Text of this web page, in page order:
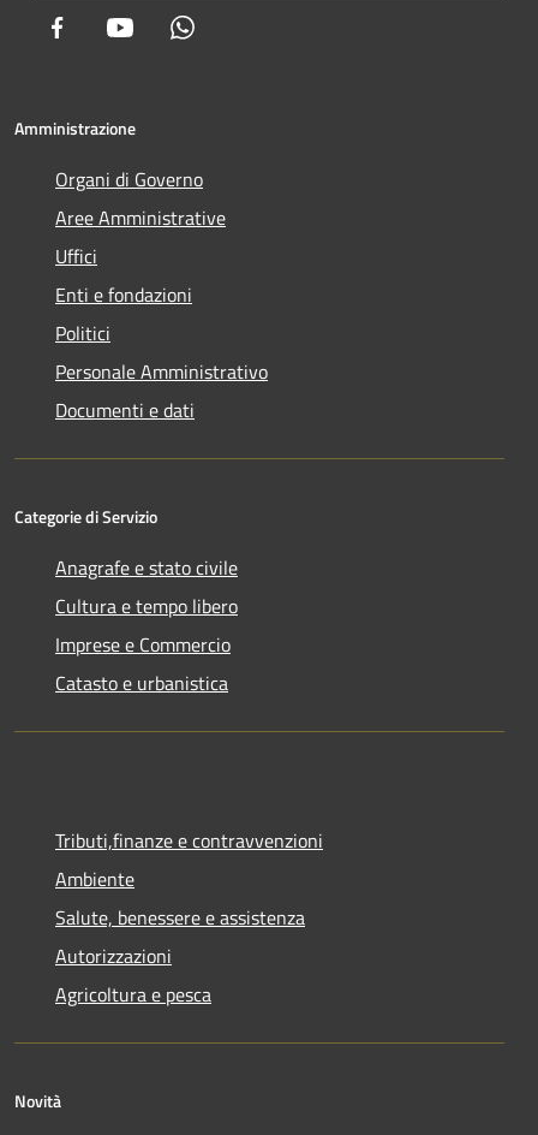
Facebook Youtube
Amministrazione
Organi di Governo
Aree Amministrative
Uffici
Enti e fondazioni
Politici
Personale Amministrativo
Documenti e dati
Categorie di Servizio
Anagrafe e stato civile
Cultura e tempo libero
Imprese e Commercio
Catasto e urbanistica
Tributi,finanze e contravvenzioni
Ambiente
Salute, benessere e assistenza
Autorizzazioni
Agricoltura e pesca
Novità